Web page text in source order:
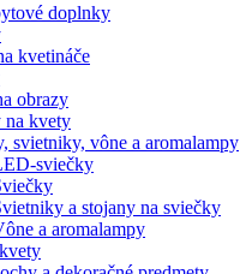
doplnky
kvetináče
obrazy
na kvety
svietniky, vône a aromalampy
sviečky
a stojany na sviečky
a aromalampy